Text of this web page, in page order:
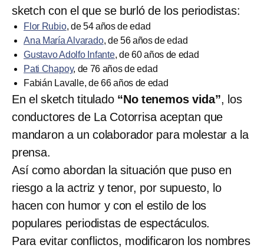
sketch con el que se burló de los periodistas:
Flor Rubio, de 54 años de edad
Ana María Alvarado, de 56 años de edad
Gustavo Adolfo Infante, de 60 años de edad
Pati Chapoy, de 76 años de edad
Fabián Lavalle, de 66 años de edad
En el sketch titulado “No tenemos vida”, los
conductores de La Cotorrisa aceptan que
mandaron a un colaborador para molestar a la
prensa.
Así como abordan la situación que puso en
riesgo a la actriz y tenor, por supuesto, lo
hacen con humor y con el estilo de los
populares periodistas de espectáculos.
Para evitar conflictos, modificaron los nombres